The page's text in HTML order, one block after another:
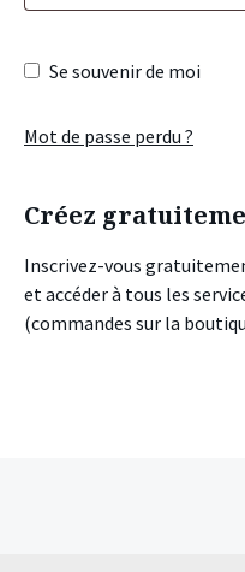
Se souvenir de moi
Mot de passe perdu ?
Créez
Inscrivez-vous
et accéder à tous les
(commandes sur la